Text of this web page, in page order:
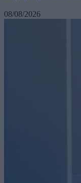
08/08/2026